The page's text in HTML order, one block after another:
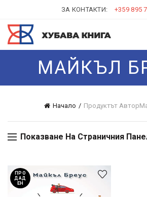
ЗА КОНТАКТИ: +359 895
МАЙКЪЛ
Начало Продуктът Автор
Показване На Страничния
ПРО
ДАД
ЕН